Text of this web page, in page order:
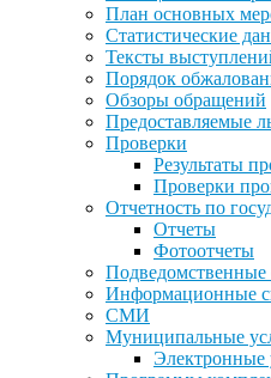
План основных
Статистические
Тексты
Порядок
Обзоры обращений
Предоставляемые
Проверки
Результаты
Проверки
Отчетность по
Отчеты
Фотоотчеты
Подведомственные
Информационные
СМИ
Муниципальные
Электронные